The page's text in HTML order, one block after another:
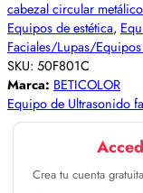
Equipos de estética,
Faciales/Lupas/
SKU: 50F801C
Marca: BETICOLOR
Equipo de Ultrasonido
Crea tu cuenta